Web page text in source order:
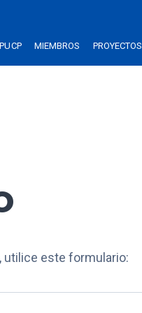
MIEMBROS PROYECTOS
utilice este formulario: